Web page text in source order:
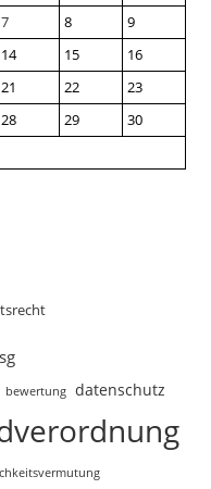
7 8
9
14 15
16
21 22
23
28 29
30
bewertung datenschutz